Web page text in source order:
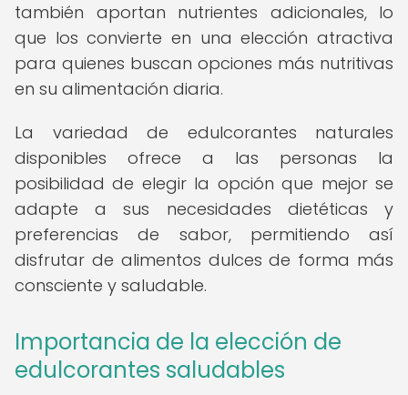
también aportan nutrientes adicionales, lo
que los convierte en una elección atractiva
para quienes buscan opciones más nutritivas
en su alimentación diaria.
La variedad de edulcorantes naturales
disponibles ofrece a las personas la
posibilidad de elegir la opción que mejor se
adapte a sus necesidades dietéticas y
preferencias de sabor, permitiendo así
disfrutar de alimentos dulces de forma más
consciente y saludable.
Importancia de la elección de
edulcorantes saludables